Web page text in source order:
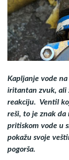
Kapljanje vode
iritantan zvuk, ali
reakciju. Ventil
reši, to je znak
pritiskom vode u
pokažu svoje
pogorša.